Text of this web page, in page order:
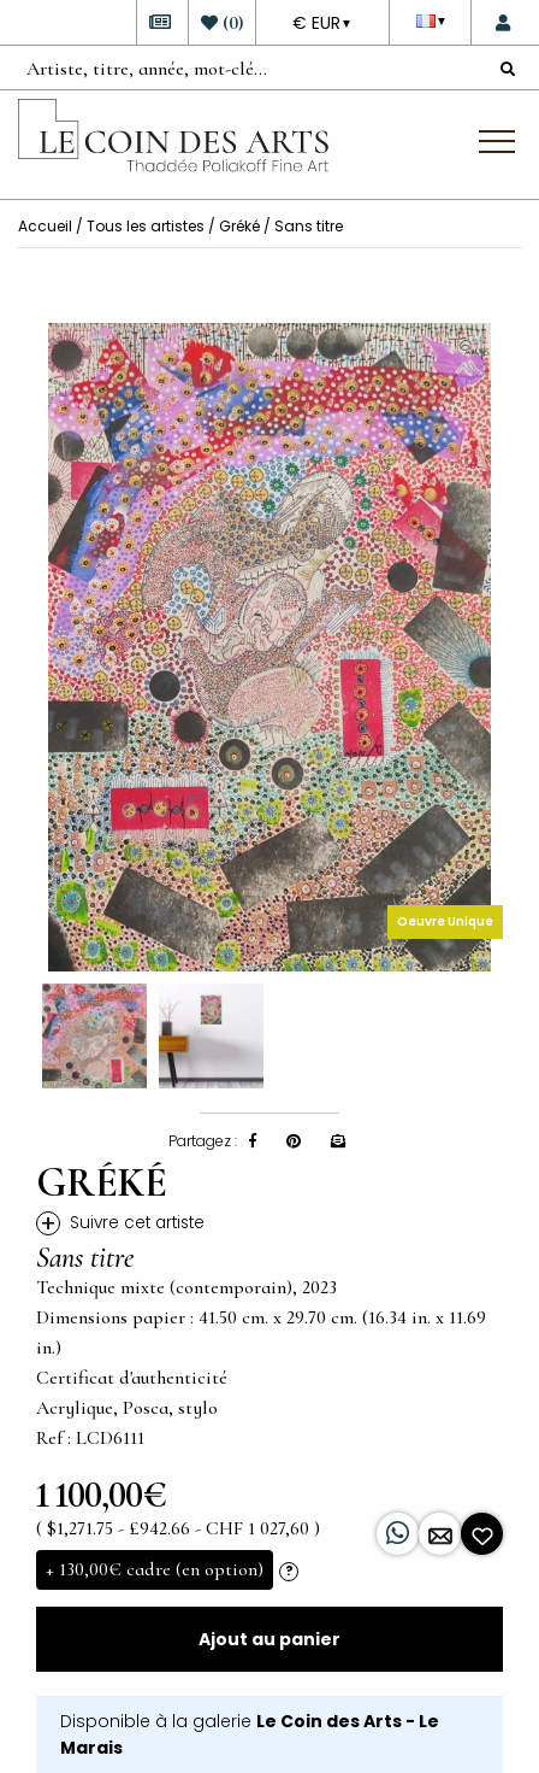
▼
DEVISE
€ EUR ▼
(0)
Accueil / Tous les artistes / Gréké / Sans titre
Oeuvre Unique
Partagez :
GRÉKÉ
+ Suivre cet artiste
Sans titre
Technique mixte (contemporain), 2023
Dimensions papier : 41.50 cm. x 29.70 cm. (16.34 in. x 11.69
in.)
Certificat d'authenticité
Acrylique, Posca, stylo
Ref : LCD6111
1 100,00€
( $1,271.75 - £942.66 - CHF 1 027,60 )
+ 130,00€ cadre (en option) ?
Ajout au panier
Disponible à la galerie Le Coin des Arts - Le
Marais